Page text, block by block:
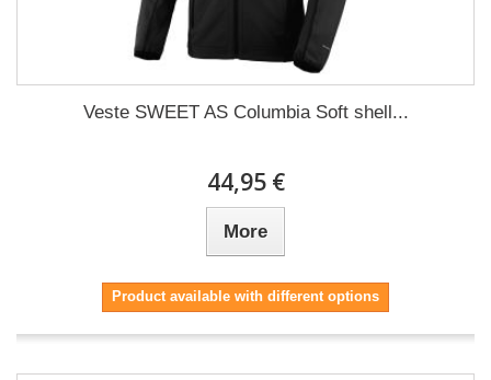
Veste SWEET AS Columbia Soft shell...
44,95 €
More
Product available with different options